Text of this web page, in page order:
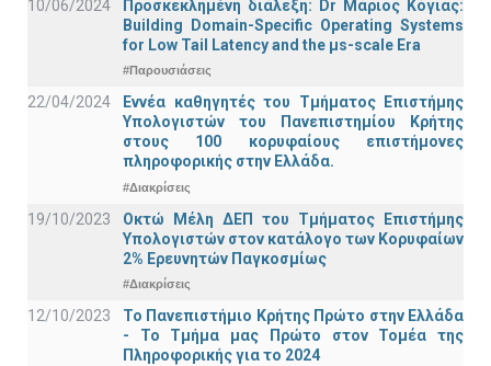
10/06/2024
Προσκεκλημένη διάλεξη: Dr Μάριος Κόγιας:
Building Domain-Specific Operating Systems
for Low Tail Latency and the μs-scale Era
#Παρουσιάσεις
22/04/2024
Εννέα καθηγητές του Τμήματος Επιστήμης
Υπολογιστών του Πανεπιστημίου Κρήτης
στους 100 κορυφαίους επιστήμονες
πληροφορικής στην Ελλάδα.
#Διακρίσεις
19/10/2023
Οκτώ Μέλη ΔΕΠ του Τμήματος Επιστήμης
Υπολογιστών στον κατάλογο των Κορυφαίων
2% Ερευνητών Παγκοσμίως
#Διακρίσεις
12/10/2023
Το Πανεπιστήμιο Κρήτης Πρώτο στην Ελλάδα
- Το Τμήμα μας Πρώτο στον Τομέα της
Πληροφορικής για το 2024